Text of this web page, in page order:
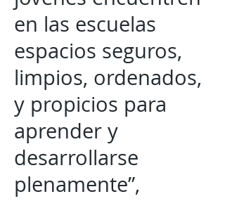
en las escuelas
espacios seguros,
limpios, ordenados,
y propicios para
aprender y
desarrollarse
plenamente”,